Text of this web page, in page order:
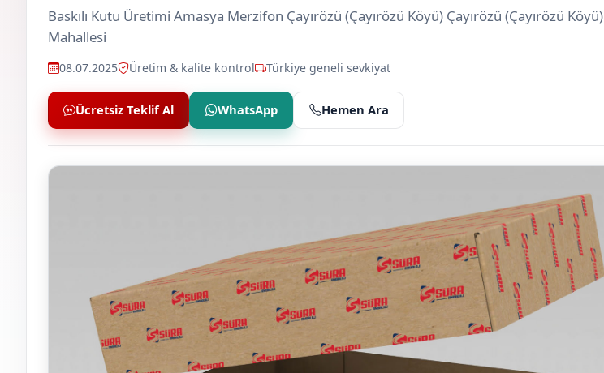
Baskılı Kutu Üretimi Amasya Merzifon Çayırözü (Çayırözü Köyü) Çayırözü (Çayırözü Köyü)
Mahallesi
08.07.2025 Üretim & kalite kontrol Türkiye geneli sevkiyat
Ücretsiz Teklif Al WhatsApp Hemen Ara